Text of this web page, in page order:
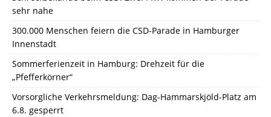
sehr nahe
300.000 Menschen feiern die CSD-Parade in Hamburger
Innenstadt
Sommerferienzeit in Hamburg: Drehzeit für die
„Pfefferkörner“
Vorsorgliche Verkehrsmeldung: Dag-Hammarskjöld-Platz am
6.8. gesperrt